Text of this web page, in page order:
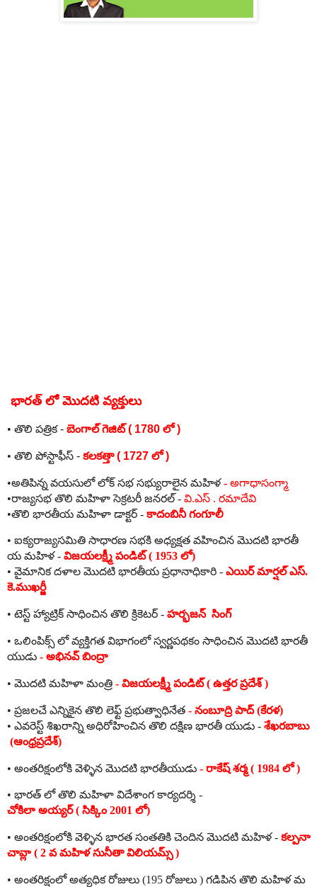
భారత్ లో మొదటి వ్యక్తులు
• తొలి పత్రిక- బెంగాల్ గెజిట్( 1780 లో)
• తొలి పోస్టాఫీస్ - కలకత్తా( 1727 లో)
•అతిపిన్న వయసులో లోక్ సభ సభ్యురాలైన మహిళ - అగాధాసంగ్మా
•రాజ్యసభ తొలి మహిళా సెక్రటరీ జనరల్- వి.ఎస్ . రమాదేవి
•తొలి భారతీయ మహిళా డాక్టర్ - కాదంబినీ గంగూలీ
• ఐక్యరాజ్యసమితి సాధారణ సభకి అధ్యక్షత వహించిన మొదటి భారతీ
య మహిళ- విజయలక్ష్మీ పండిట్( 1953 లో)
• వైమానిక దళాల మొదటి భారతీయ ప్రధానాధికారి - ఎయిర్ మార్షల్ ఎస్.
కె.ముఖర్జీ
• టెస్ట్ హ్యాట్రిక్ సాధించిన తొలి క్రికెటర్ - హర్భజన్ సింగ్
• ఒలింపిక్స్ లో వ్యక్తిగత విభాగంలో స్వర్ణపథకం సాధించిన మొదటి భారతీ
యుడు - అభినవ్ బింద్రా
• మొదటి మహిళా మంత్రి - విజయలక్ష్మీ పండిట్( ఉత్తర ప్రదేశ్)
• ప్రజలచే ఎన్నికైన తొలి లెఫ్ట్ ప్రభుత్వాధినేత - నంబూద్రి పాద్(కేరళ)
• ఎవరెస్ట్ శిఖరాన్ని అధిరోహించిన తొలి దక్షిణ భారతీ యుడు - శేఖరబాబు
(ఆంధ్రప్రదేశ్)
• అంతరిక్షంలోకి వెళ్ళిన మొదటి భారతీయుడు - రాకేష్ శర్మ( 1984 లో)
• భారత్ లో తొలి మహిళా విదేశాంగ కార్యదర్శి -
చోకిలా అయ్యర్( సిక్కిం2001 లో)
• అంతరిక్షంలోకి వెళ్ళిన భారత సంతతికి చెందిన మొదటి మహిళ- కల్పనా
చావ్లా ( 2 వ మహిళ సునీతా విలియమ్స్)
• అంతరిక్షంలో అత్యధిక రోజులు (195 రోజులు ) గడిపిన తొలి మహిళ మ